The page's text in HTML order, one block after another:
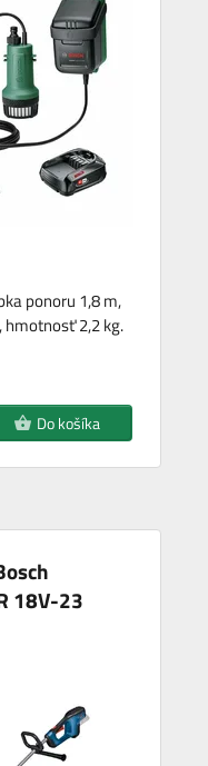
ponoru 1,8 m,
hmotnosť 2,2 kg.
Do košíka
18V-23